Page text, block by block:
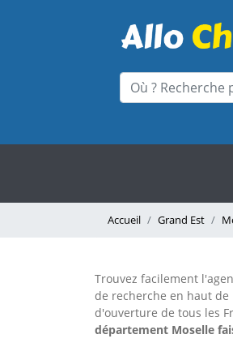
Accueil Grand Est
Trouvez facilement
de recherche en haut de
d'ouverture de tous les
département Moselle